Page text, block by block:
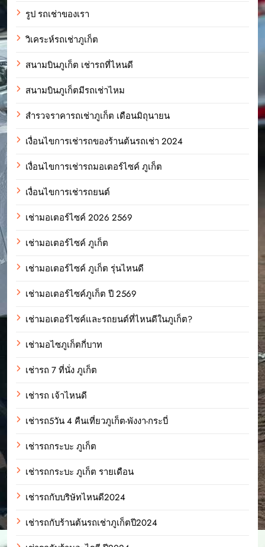
รูป รถเช่าของเรา
วิเคระห์รถเช่าภูเก็ต
สนามบินภูเก็ต เช่ารถที่ไหนดี
สนามบินภูเก็ตมีรถเช่าไหม
สำรวจราคารถเช่าภูเก็ต เดือนมิถุนายน
เงื่อนไขการเช่ารถของร้านต้นรถเช่า 2024
เงื่อนไขการเช่ารถมอเตอร์ไซค์ ภูเก็ต
เงื่อนไขการเช่ารถยนต์
เช่ามอเตอร์ไซค์ 2026 2569
เช่ามอเตอร์ไซค์ ภูเก็ต
เช่ามอเตอร์ไซค์ ภูเก็ต รุ่นไหนดี
เช่ามอเตอร์ไซค์ภูเก็ต ปี 2569
เช่ามอเตอร์ไซค์และรถยนต์ที่ไหนดีในภูเก็ต?
เช่ามอไซภูเก็ตกี่บาท
เช่ารถ 7 ที่นั่ง ภูเก็ต
เช่ารถ เจ้าไหนดี
เช่ารถ5วัน 4 คืนเที่ยวภูเก็ต-พังงา-กระบี่
เช่ารถกระบะ ภูเก็ต
เช่ารถกระบะ ภูเก็ต รายเดือน
เช่ารถกับบริษัทไหนดี2024
เช่ารถกับร้านต้นรถเช่าภูเก็ตปี2024